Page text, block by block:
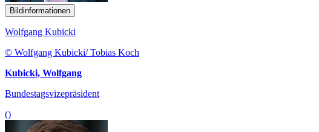
Bildinformationen
Wolfgang Kubicki
© Wolfgang Kubicki/ Tobias Koch
Kubicki, Wolfgang
Bundestagsvizepräsident
()